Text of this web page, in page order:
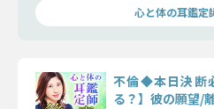
心と体の耳鑑
不倫◆本日決断
る？】彼の願望/